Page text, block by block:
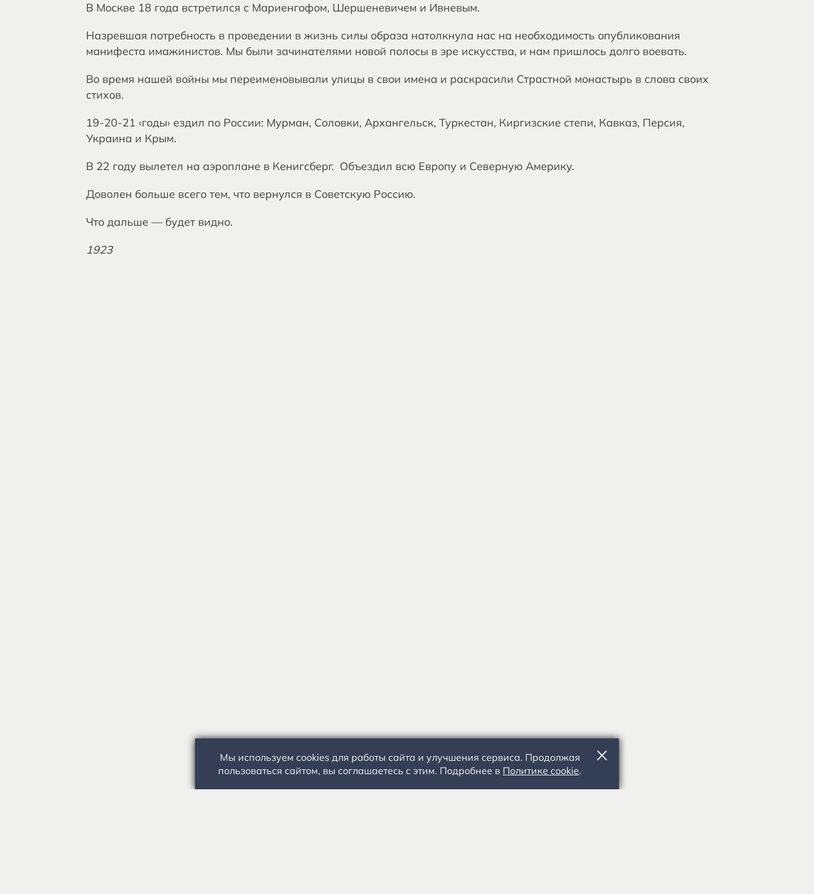
В Москве 18 года встретился с Мариенгофом, Шершеневичем и Ивневым.
Назревшая потребность в проведении в жизнь силы образа натолкнула нас на необходимость опубликования
манифеста имажинистов. Мы были зачинателями новой полосы в эре искусства, и нам пришлось долго воевать.
Во время нашей войны мы переименовывали улицы в свои имена и раскрасили Страстной монастырь в слова своих
стихов.
19-20-21 ‹годы› ездил по России: Мурман, Соловки, Архангельск, Туркестан, Киргизские степи, Кавказ, Персия,
Украина и Крым.
В 22 году вылетел на аэроплане в Кенигсберг. Объездил всю Европу и Северную Америку.
Доволен больше всего тем, что вернулся в Советскую Россию.
Что дальше — будет видно.
1923
Мы используем cookies для работы сайта и улучшения сервиса. Продолжая
пользоваться сайтом, вы соглашаетесь с этим. Подробнее в Политике cookie.